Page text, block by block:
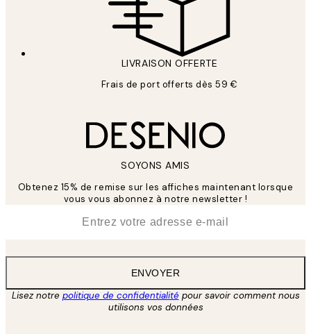
LIVRAISON OFFERTE
Frais de port offerts dès 59 €
SOYONS AMIS
Obtenez 15% de remise sur les affiches maintenant lorsque
vous vous abonnez à notre newsletter !
ENVOYER
Lisez notre politique de confidentialitépour savoir comment nous
utilisons vos données